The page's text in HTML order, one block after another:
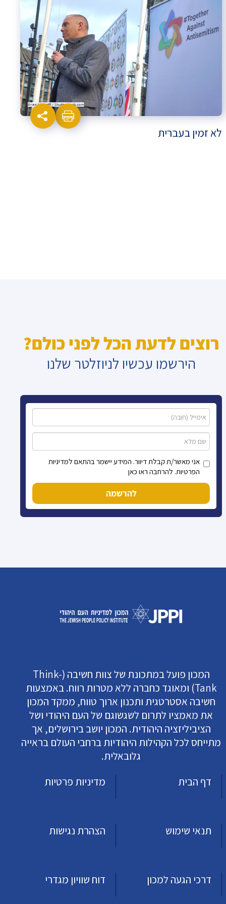
לא זמין בעברית
רוצים לדעת הכל לפני כולם?
הירשמו עכשיו לניוזלטר שלנו
אני מאשר/ת קבלת דיוור. המידע יישמר בהתאם למדיניות
הפרטיות. להרחבה ראו כאן
להרשמה
המכון פועל במתכונת של צוות חשיבה (Think-
Tank) ומאוגד כחברה ללא מטרות רווח. באמצעות
חשיבה אסטרטגית ותכנון ארוך טווח, ממקד המכון
את מאמציו לתרום לשגשוגם של העם היהודי ושל
הציביליזציה היהודית. המכון יושב בירושלים, אך
מתייחס לכל הקהילות היהודיות ברחבי העולם בראייה
גלובאלית.
דף הבית
מדיניות פרטיות
תנאי שימוש הצהרת נגישות
דרכי הגעה למכון דוח שוויון מגדרי